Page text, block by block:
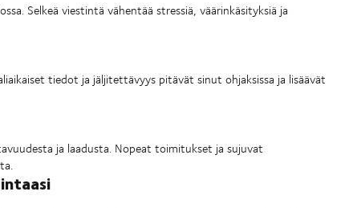
Selkeä viestintä vähentää stressiä, väärinkäsityksiä ja
tiedot ja jäljitettävyys pitävät sinut ohjaksissa ja lisäävät
ja laadusta. Nopeat toimitukset ja sujuvat